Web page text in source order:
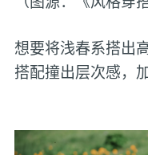
想要将浅春系搭出
搭配撞出层次感，